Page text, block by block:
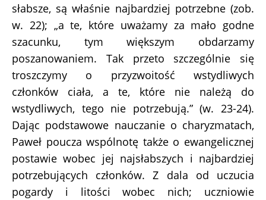
słabsze, są właśnie najbardziej potrzebne (zob.
w. 22); „a te, które uważamy za mało godne
szacunku, tym większym obdarzamy
poszanowaniem. Tak przeto szczególnie się
troszczymy o przyzwoitość wstydliwych
członków ciała, a te, które nie należą do
wstydliwych, tego nie potrzebują.” (w. 23-24).
Dając podstawowe nauczanie o charyzmatach,
Paweł poucza wspólnotę także o ewangelicznej
postawie wobec jej najsłabszych i najbardziej
potrzebujących członków. Z dala od uczucia
pogardy i litości wobec nich; uczniowie